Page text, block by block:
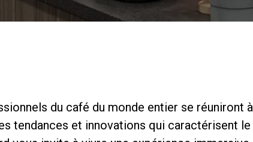
du café du monde entier se réuniront
tendances et innovations qui caractérisent le